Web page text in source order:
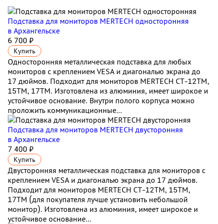
Подставка для мониторов MERTECH односторонняя
в Архангельске
6 700 ₽
Купить
Односторонняя металлическая подставка для любых
мониторов с креплением VESA и диагональю экрана до
17 дюймов. Подходит для мониторов MERTECH CT-12ТМ,
15ТМ, 17ТМ. Изготовлена из алюминия, имеет широкое и
устойчивое основание. Внутри полого корпуса можно
проложить коммуникационные...
Подставка для мониторов MERTECH двусторонняя
в Архангельске
7 400 ₽
Купить
Двусторонняя металлическая подставка для мониторов с
креплением VESA и диагональю экрана до 17 дюймов.
Подходит для мониторов MERTECH CT-12ТМ, 15ТМ,
17ТМ (для покупателя лучше установить небольшой
монитор). Изготовлена из алюминия, имеет широкое и
устойчивое основание...